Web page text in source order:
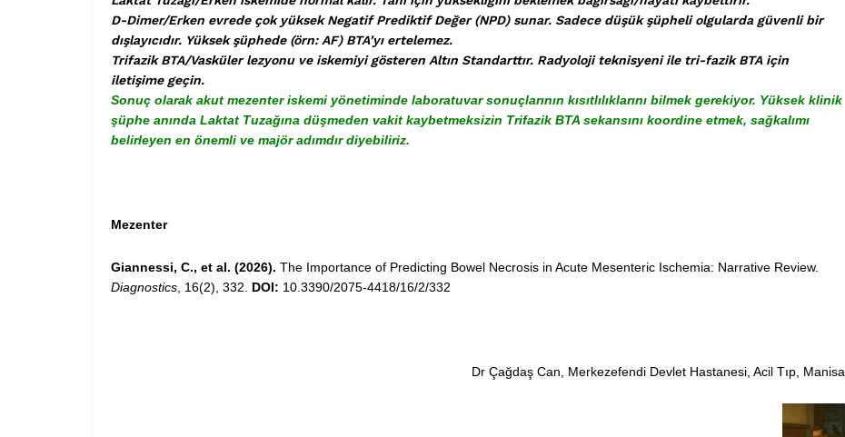
D-Dimer/Erken evrede çok yüksek Negatif Prediktif Değer (NPD) sunar. Sadece düşük şüpheli olgularda güvenli bir
dışlayıcıdır. Yüksek şüphede (örn: AF) BTA’yı ertelemez.
Trifazik BTA/Vasküler lezyonu ve iskemiyi gösteren Altın Standarttır. Radyoloji teknisyeni ile tri-fazik BTA için
iletişime geçin.
Sonuç olarak akut mezenter iskemi yönetiminde laboratuvar sonuçlarının kısıtlılıklarını bilmek gerekiyor. Yüksek klinik
şüphe anında Laktat Tuzağına düşmeden vakit kaybetmeksizin Trifazik BTA sekansını koordine etmek, sağkalımı
belirleyen en önemli ve majör adımdır diyebiliriz.
Mezenter
Giannessi, C., et al. (2026). The Importance of Predicting Bowel Necrosis in Acute Mesenteric Ischemia: Narrative Review.
Diagnostics , 16(2), 332. DOI: 10.3390/2075-4418/16/2/332
Dr Çağdaş Can, Merkezefendi Devlet Hastanesi, Acil Tıp, Manisa